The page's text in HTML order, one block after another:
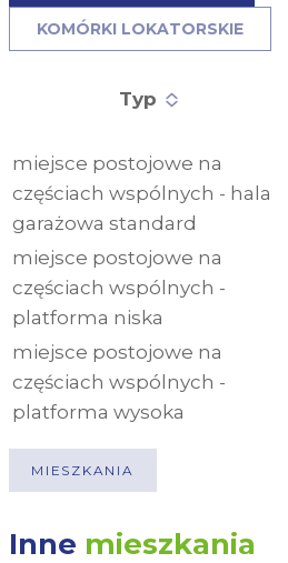
KOMÓRKI LOKATORSKIE
Typ
miejsce postojowe na
częściach wspólnych - hala
garażowa standard
miejsce postojowe na
częściach wspólnych -
platforma niska
miejsce postojowe na
częściach wspólnych -
platforma wysoka
MIESZKANIA
Inne mieszkania